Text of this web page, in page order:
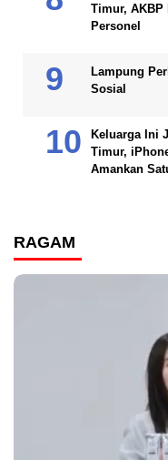
Timur, AKBP
Personel
Lampung
Sosial
Keluarga Ini
Timur,
Amankan
RAGAM